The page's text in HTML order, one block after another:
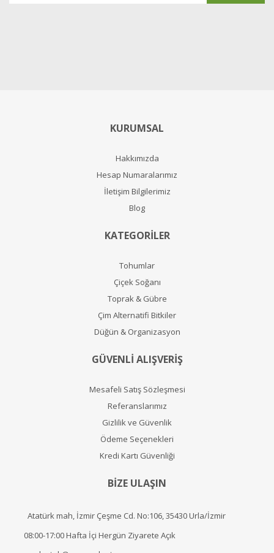
KURUMSAL
Hakkımızda
Hesap Numaralarımız
İletişim Bilgilerimiz
Blog
KATEGORİLER
Tohumlar
Çiçek Soğanı
Toprak & Gübre
Çim Alternatifi Bitkiler
Düğün & Organizasyon
GÜVENLİ ALIŞVERİŞ
Mesafeli Satış Sözleşmesi
Referanslarımız
Gizlilik ve Güvenlik
Ödeme Seçenekleri
Kredi Kartı Güvenliği
BİZE ULAŞIN
Atatürk mah, İzmir Çeşme Cd. No:106, 35430 Urla/İzmir
08:00-17:00 Hafta İçi Hergün Ziyarete Açık